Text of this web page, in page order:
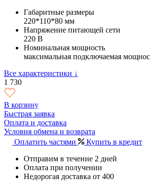
Габаритные размеры
220*110*80 мм
Напряжение питающей сети
220 В
Номинальная мощность
максимальная подключаемая
Все характеристики ↓
1 730
В корзину
Быстрая заявка
Оплата и доставка
Условия обмена и возврата
Оплатить частями
Купить в кредит
Отправим в течение 2 дней
Оплата при получении
Недорогая доставка от 400